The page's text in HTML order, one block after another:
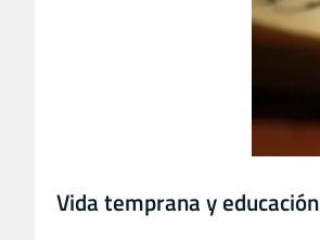
Vida temprana y educación